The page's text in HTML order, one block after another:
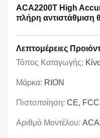
ACA2200T High
πλήρη αντιστάθμιση
Λεπτομέρειες
Τόπος Καταγωγής:
Μάρκα: RION
Πιστοποίηση: CE,
Αριθμό Μοντέλου: